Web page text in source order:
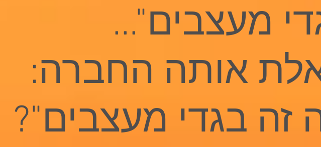
מעצבים"...
אותה החברה:
זה בגדי מעצבים"?